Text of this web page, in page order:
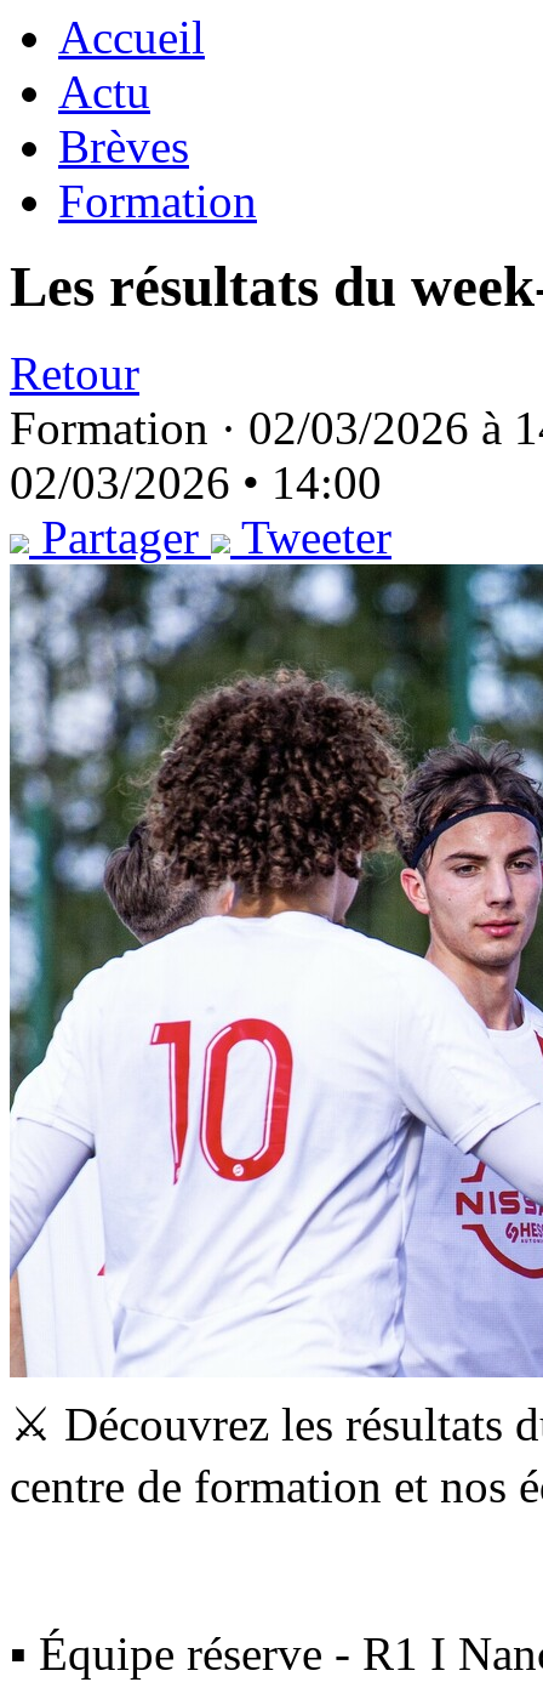
Accueil
Actu
Brèves
Formation
Les résultats du
Retour
Formation · 02/03/2026 à
02/03/2026 • 14:00
Partager
Tweeter
⚔️ Découvrez les résultats
centre de formation et nos
▪ Équipe réserve - R1 I